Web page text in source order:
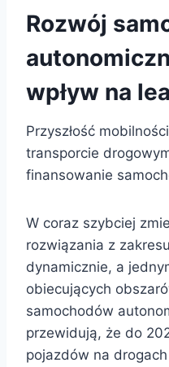
Rozwój
wpływ na
Przyszłość
transporcie
finansowanie
W coraz szybciej
rozwiązania z
dynamicznie, a
obiecujących
samochodów
przewidują, że do
pojazdów na